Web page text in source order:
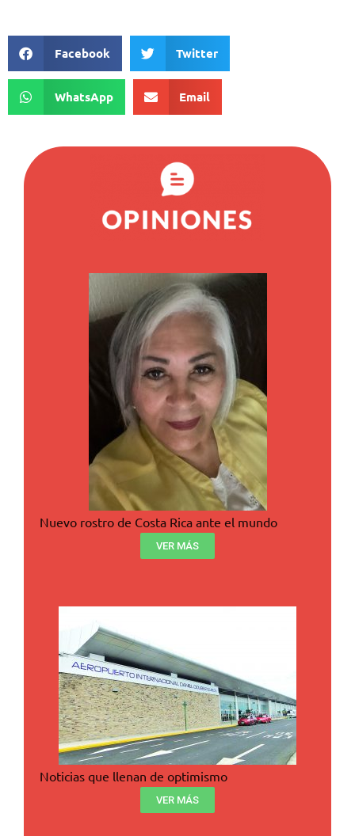
Facebook Twitter
WhatsApp Email
Nuevo rostro de Costa Rica ante el mundo
VER MÁS
Noticias que llenan de optimismo
VER MÁS